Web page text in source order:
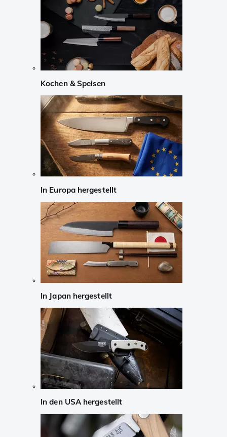
Kochen & Speisen
In Europa hergestellt
In Japan hergestellt
In den USA hergestellt